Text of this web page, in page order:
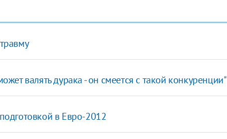
валять дурака - он смеется с такой конкуренции"
в Евро-2012